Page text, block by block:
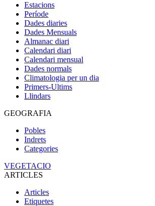
Estacions
Període
Dades diaries
Dades Mensuals
Almanac diari
Calendari diari
Calendari mensual
Dades normals
Climatologia per un dia
Primers-Ultims
Llindars
GEOGRAFIA
Pobles
Indrets
Categories
VEGETACIO
ARTICLES
Articles
Etiquetes